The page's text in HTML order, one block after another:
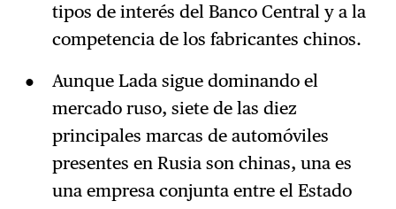
tipos de interés del Banco Central y a la
competencia de los fabricantes chinos.
Aunque Lada sigue dominando el
mercado ruso, siete de las diez
principales marcas de automóviles
presentes en Rusia son chinas, una es
una empresa conjunta entre el Estado